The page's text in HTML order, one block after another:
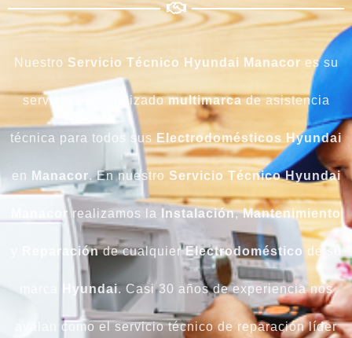
Nuestro Servicio Técnico Hyundai Manacor es su
servicio especializadomultimarcade asistencia
técnica para todos sus Electrodomésticos Hyundai
en Manacor. En nuestro Servicio Técnico Hyundai
Manacorrealizamos la Instalación,Mantenimiento
Reparaciónde cualquierElectrodoméstico de su
Hyundai. Casi 30 años de experiencia nos
avalan como el servicio técnico de reparación líder